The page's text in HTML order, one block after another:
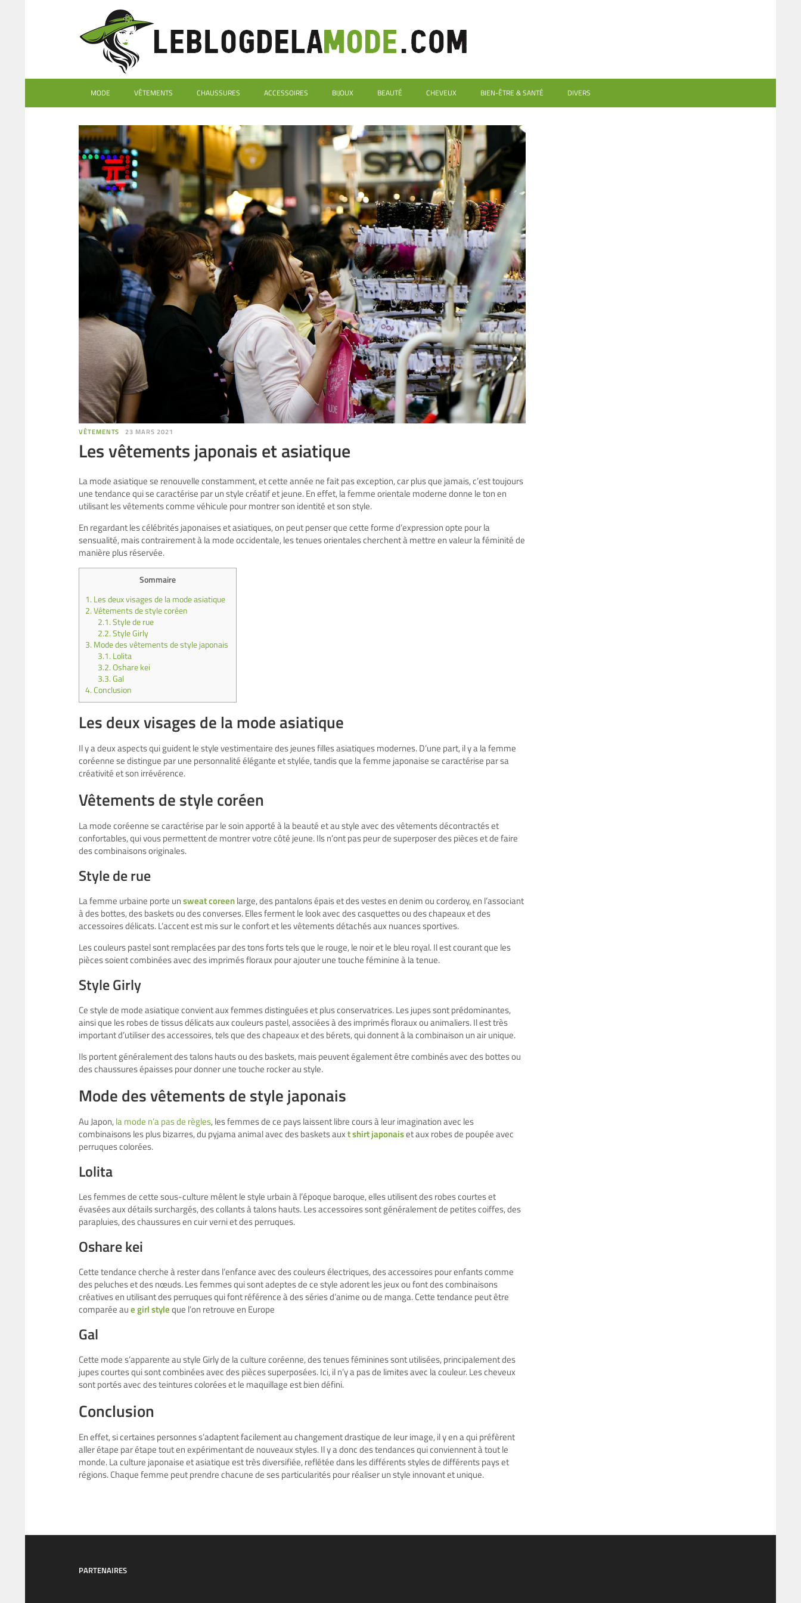
MODE VÊTEMENTS CHAUSSURES ACCESSOIRES BIJOUX BEAUTÉ CHEVEUX BIEN-ÊTRE & SANTÉ DIVERS
VÊTEMENTS 23 MARS 2021
Les vêtements japonais et asiatique
La mode asiatique se renouvelle constamment, et cette année ne fait pas exception, car plus que jamais, c’est toujours
une tendance qui se caractérise par un style créatif et jeune. En effet, la femme orientale moderne donne le ton en
utilisant les vêtements comme véhicule pour montrer son identité et son style.
En regardant les célébrités japonaises et asiatiques, on peut penser que cette forme d’expression opte pour la
sensualité, mais contrairement à la mode occidentale, les tenues orientales cherchent à mettre en valeur la féminité de
manière plus réservée.
Sommaire
1. Les deux visages de la mode asiatique
2.Vêtements de style coréen
2.1.Style de rue
2.2.Style Girly
3. Mode des vêtements de style japonais
3.1. Lolita
3.2.Oshare kei
3.3.Gal
4.Conclusion
Les deux visages de la mode asiatique
Il y a deux aspects qui guident le style vestimentaire des jeunes filles asiatiques modernes. D’une part, il y a la femme
coréenne se distingue par une personnalité élégante et stylée, tandis que la femme japonaise se caractérise par sa
créativité et son irrévérence.
Vêtements de style coréen
La mode coréenne se caractérise par le soin apporté à la beauté et au style avec des vêtements décontractés et
confortables, qui vous permettent de montrer votre côté jeune. Ils n’ont pas peur de superposer des pièces et de faire
des combinaisons originales.
Style de rue
La femme urbaine porte unsweat coreenlarge, des pantalons épais et des vestes en denim ou corderoy, en l’associant
à des bottes, des baskets ou des converses. Elles ferment le look avec des casquettes ou des chapeaux et des
accessoires délicats. L’accent est mis sur le confort et les vêtements détachés aux nuances sportives.
Les couleurs pastel sont remplacées par des tons forts tels que le rouge, le noir et le bleu royal. Il est courant que les
pièces soient combinées avec des imprimés floraux pour ajouter une touche féminine à la tenue.
Style Girly
Ce style de mode asiatique convient aux femmes distinguées et plus conservatrices. Les jupes sont prédominantes,
ainsi que les robes de tissus délicats aux couleurs pastel, associées à des imprimés floraux ou animaliers. Il est très
important d’utiliser des accessoires, tels que des chapeaux et des bérets, qui donnent à la combinaison un air unique.
Ils portent généralement des talons hauts ou des baskets, mais peuvent également être combinés avec des bottes ou
des chaussures épaisses pour donner une touche rocker au style.
Mode des vêtements de style japonais
Au Japon,la mode n’a pas de règles, les femmes de ce pays laissent libre cours à leur imagination avec les
combinaisons les plus bizarres, du pyjama animal avec des baskets auxt shirt japonaiset aux robes de poupée avec
perruques colorées.
Lolita
Les femmes de cette sous-culture mêlent le style urbain à l’époque baroque, elles utilisent des robes courtes et
évasées aux détails surchargés, des collants à talons hauts. Les accessoires sont généralement de petites coiffes, des
parapluies, des chaussures en cuir verni et des perruques.
Oshare kei
Cette tendance cherche à rester dans l’enfance avec des couleurs électriques, des accessoires pour enfants comme
des peluches et des nœuds. Les femmes qui sont adeptes de ce style adorent les jeux ou font des combinaisons
créatives en utilisant des perruques qui font référence à des séries d’anime ou de manga. Cette tendance peut être
comparée aue girl styleque l’on retrouve en Europe
Gal
Cette mode s’apparente au style Girly de la culture coréenne, des tenues féminines sont utilisées, principalement des
jupes courtes qui sont combinées avec des pièces superposées. Ici, il n’y a pas de limites avec la couleur. Les cheveux
sont portés avec des teintures colorées et le maquillage est bien défini.
Conclusion
En effet, si certaines personnes s’adaptent facilement au changement drastique de leur image, il y en a qui préfèrent
aller étape par étape tout en expérimentant de nouveaux styles. Il y a donc des tendances qui conviennent à tout le
monde. La culture japonaise et asiatique est très diversifiée, reflétée dans les différents styles de différents pays et
régions. Chaque femme peut prendre chacune de ses particularités pour réaliser un style innovant et unique.
PARTENAIRES